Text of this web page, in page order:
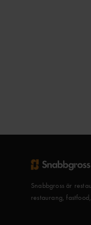
Snabbgross är
restaurang,